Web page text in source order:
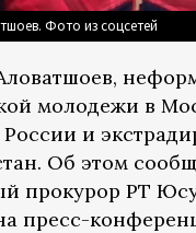
Фото из соцсетей
молодежи в
и
Об этом
прокурор РТ
пресс-